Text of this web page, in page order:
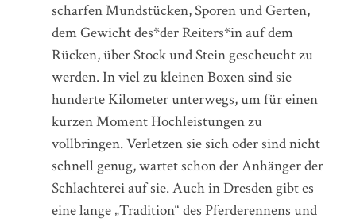
scharfen Mundstücken, Sporen und Gerten,
dem Gewicht des*der Reiters*in auf dem
Rücken, über Stock und Stein gescheucht zu
werden. In viel zu kleinen Boxen sind sie
hunderte Kilometer unterwegs, um für einen
kurzen Moment Hochleistungen zu
vollbringen. Verletzen sie sich oder sind nicht
schnell genug, wartet schon der Anhänger der
Schlachterei auf sie. Auch in Dresden gibt es
eine lange „Tradition“ des Pferderennens und